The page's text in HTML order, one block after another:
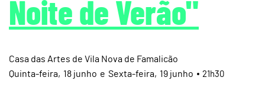
Noite de Verão"
Casa das Artes de Vila Nova de Famalicão
18 junho
Quinta e 19 junho
Sexta 21h30